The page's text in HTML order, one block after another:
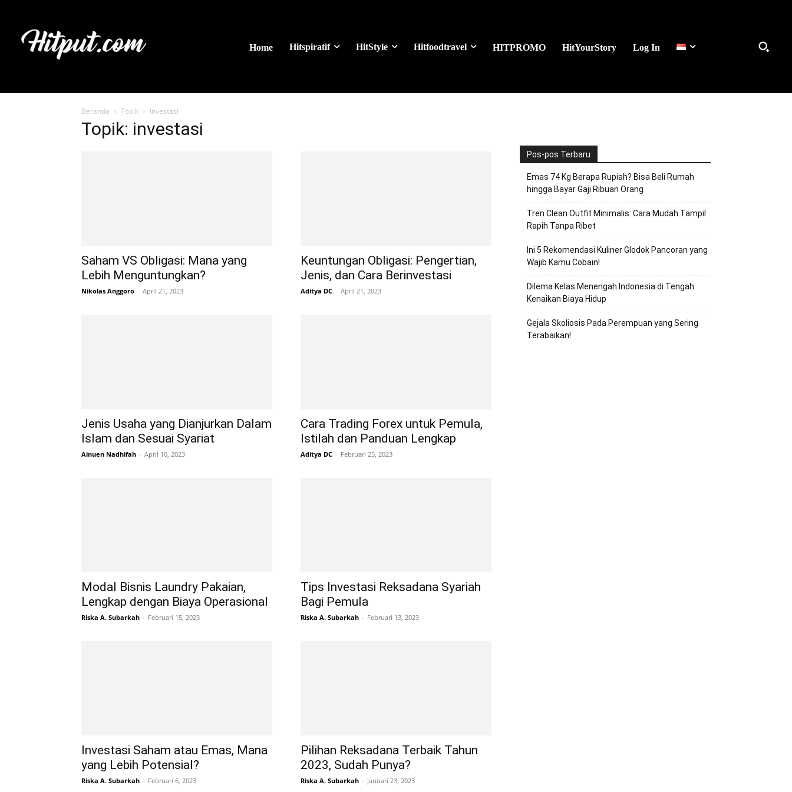
Home Hitspiratif HitStyle Hitfoodtravel HITPROMO HitYourStory Log In
Beranda Topik Investasi
Topik: investasi
Saham VS Obligasi: Mana yang
Lebih Menguntungkan?
Nikolas Anggoro - April 21, 2023
Keuntungan Obligasi: Pengertian,
Jenis, dan Cara Berinvestasi
Aditya DC - April 21, 2023
Jenis Usaha yang Dianjurkan Dalam
Islam dan Sesuai Syariat
Ainuen Nadhifah - April 10, 2023
Cara Trading Forex untuk Pemula,
Istilah dan Panduan Lengkap
Aditya DC - Februari 25, 2023
Modal Bisnis Laundry Pakaian,
Lengkap dengan Biaya Operasional
Riska A. Subarkah - Februari 15, 2023
Tips Investasi Reksadana Syariah
Bagi Pemula
Riska A. Subarkah - Februari 13, 2023
Investasi Saham atau Emas, Mana
yang Lebih Potensial?
Riska A. Subarkah - Februari 6, 2023
Pilihan Reksadana Terbaik Tahun
2023, Sudah Punya?
Riska A. Subarkah - Januari 23, 2023
Pos-pos Terbaru
Emas 74 Kg Berapa Rupiah? Bisa Beli Rumah
hingga Bayar Gaji Ribuan Orang
Tren Clean Outfit Minimalis: Cara Mudah Tampil
Rapih Tanpa Ribet
Ini 5 Rekomendasi Kuliner Glodok Pancoran yang
Wajib Kamu Cobain!
Dilema Kelas Menengah Indonesia di Tengah
Kenaikan Biaya Hidup
Gejala Skoliosis Pada Perempuan yang Sering
Terabaikan!